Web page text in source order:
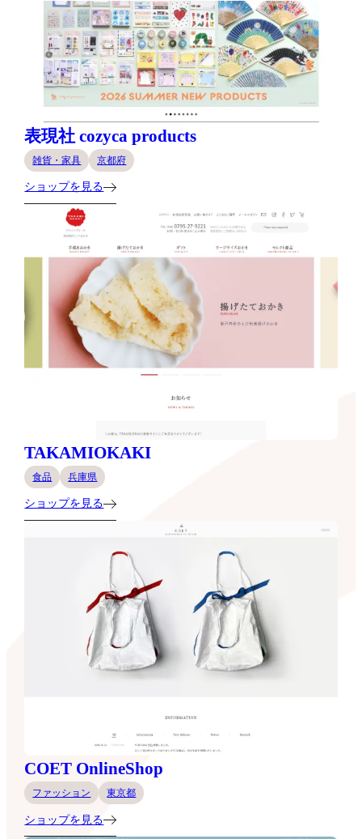
表現社 cozyca products
雑貨・家具 京都府
ショップを見る
TAKAMIOKAKI
食品 兵庫県
ショップを見る
COET OnlineShop
ファッション 東京都
ショップを見る